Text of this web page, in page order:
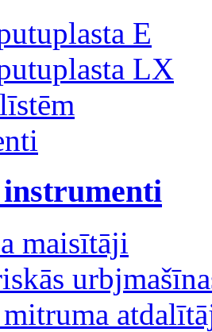
E
LX
maisītāji
mitruma